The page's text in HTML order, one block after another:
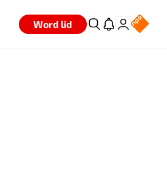
Word lid